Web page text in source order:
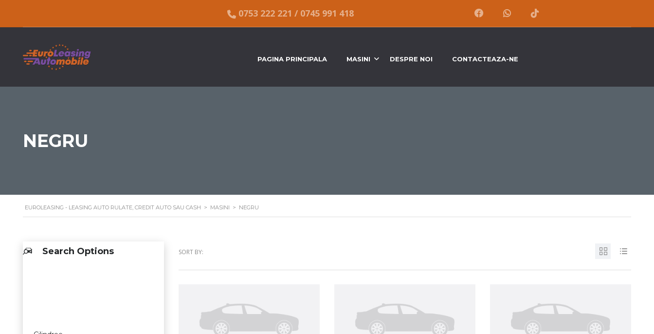
0753 222 221 / 0745 991 418
PAGINA PRINCIPALA MASINI DESPRE NOI CONTACTEAZA-NE
NEGRU
EUROLEASING - LEASING AUTO RULATE, CREDIT AUTO SAU CASH > MASINI > NEGRU
Search Options SORT BY: